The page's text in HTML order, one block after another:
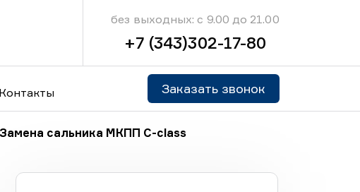
без выходных: с 9.00 до 21.00
+7 (343)302-17-80
Контакты Заказать звонок
Замена сальника МКПП C-class